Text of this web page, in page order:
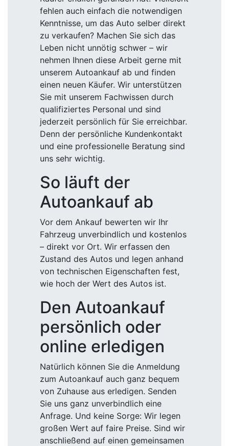
fehlen auch einfach die notwendigen
Kenntnisse, um das Auto selber direkt
zu verkaufen? Machen Sie sich das
Leben nicht unnötig schwer – wir
nehmen Ihnen diese Arbeit gerne mit
unserem Autoankauf ab und finden
einen neuen Käufer. Wir unterstützen
Sie mit unserem Fachwissen durch
qualifiziertes Personal und sind
jederzeit persönlich für Sie erreichbar.
Denn der persönliche Kundenkontakt
und eine professionelle Beratung sind
uns sehr wichtig.
So läuft der
Autoankauf ab
Vor dem Ankauf bewerten wir Ihr
Fahrzeug unverbindlich und kostenlos
– direkt vor Ort. Wir erfassen den
Zustand des Autos und legen anhand
von technischen Eigenschaften fest,
wie hoch der Wert des Autos ist.
Den Autoankauf
persönlich oder
online erledigen
Natürlich können Sie die Anmeldung
zum Autoankauf auch ganz bequem
von Zuhause aus erledigen. Senden
Sie uns ganz unverbindlich eine
Anfrage. Und keine Sorge: Wir legen
großen Wert auf faire Preise. Sind wir
anschließend auf einen gemeinsamen